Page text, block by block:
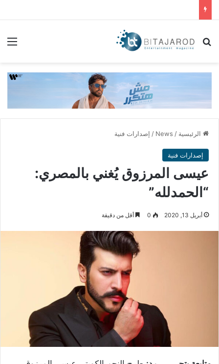
بحث عن
الرئيسية /
News
/ إصدارات فنية
إصدارات فنية
عيسى المرزوق يُغني بالمصري:
“الحمدلله”
أبريل 13, 2020 0 أقل من دقيقة